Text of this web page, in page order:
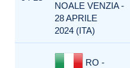
NOALE VENZIA -
28 APRILE
2024 (ITA)
RO -